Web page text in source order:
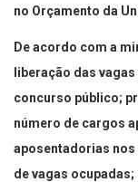
no Orçamento da
De acordo com a
liberação das
concurso público;
número de cargos
aposentadorias nos
de vagas